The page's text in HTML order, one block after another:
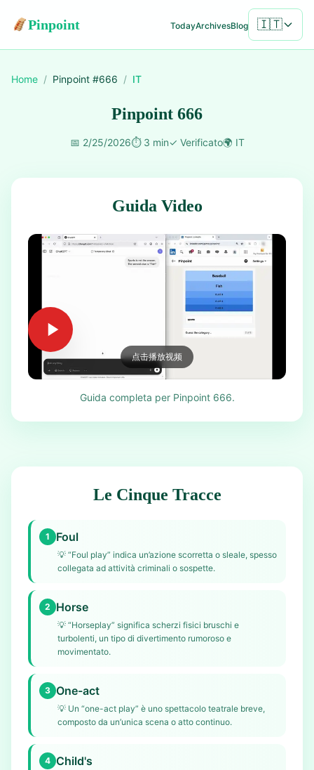
Pinpoint TodayArchivesBlog 🇮🇹
Home / Pinpoint #666 / IT
Pinpoint 666
📅 2/25/2026⏱️ 3 min✓ Verificato🌍 IT
Guida Video
点击播放视频
Guida completa per Pinpoint 666.
Le Cinque Tracce
1 Foul
💡 “Foul play” indica un’azione scorretta o sleale, spesso
collegata ad attività criminali o sospette.
2 Horse
💡 “Horseplay” significa scherzi fisici bruschi e
turbolenti, un tipo di divertimento rumoroso e
movimentato.
3 One-act
💡 Un “one-act play” è uno spettacolo teatrale breve,
composto da un’unica scena o atto continuo.
4 Child's